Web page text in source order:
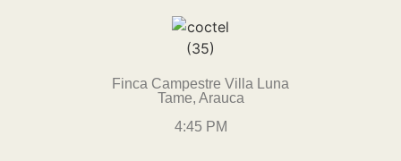
Finca Campestre Villa Luna
Tame, Arauca
4:45 PM